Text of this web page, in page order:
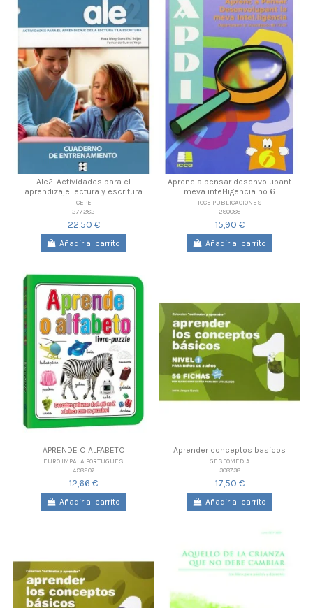
Ale2. Actividades para el
aprendizaje lectura y escritura
CEPE
277282
22,50 €
Añadir al carrito
Aprenc a pensar desenvolupant
meva intel·ligencia nº 6
ICCE PUBLICACIONES
280086
15,90 €
Añadir al carrito
APRENDE O ALFABETO
EURO IMPALA PORTUGUES
498207
12,66 €
Añadir al carrito
Aprender conceptos basicos
GESFOMEDIA
308738
17,50 €
Añadir al carrito